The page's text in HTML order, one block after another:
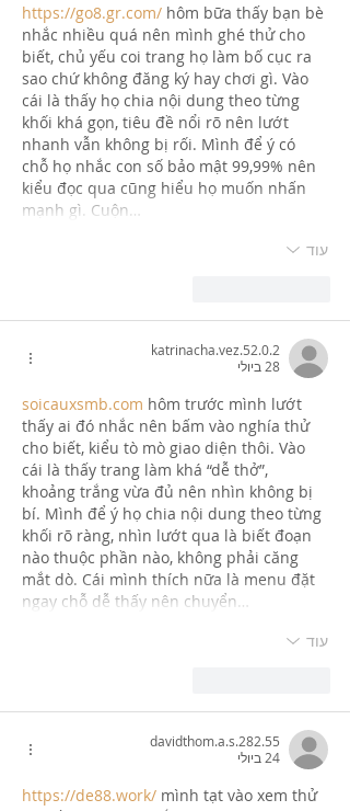
https://go8.gr.com/ hôm bữa thấy bạn bè
nhắc nhiều quá nên mình ghé thử cho
biết, chủ yếu coi trang họ làm bố cục ra
sao chứ không đăng ký hay chơi gì. Vào
cái là thấy họ chia nội dung theo từng
khối khá gọn, tiêu đề nổi rõ nên lướt
nhanh vẫn không bị rối. Mình để ý có
chỗ họ nhắc con số bảo mật 99,99% nên
kiểu đọc qua cũng hiểu họ muốn nhấn
mạnh gì. Cuộn…
עוד
katrinacha.vez.52.0.2
28 ביולי
soicauxsmb.com hôm trước mình lướt
thấy ai đó nhắc nên bấm vào nghía thử
cho biết, kiểu tò mò giao diện thôi. Vào
cái là thấy trang làm khá “dễ thở”,
khoảng trắng vừa đủ nên nhìn không bị
bí. Mình để ý họ chia nội dung theo từng
khối rõ ràng, nhìn lướt qua là biết đoạn
nào thuộc phần nào, không phải căng
mắt dò. Cái mình thích nữa là menu đặt
ngay chỗ dễ thấy nên chuyển…
עוד
davidthom.a.s.282.55
24 ביולי
https://de88.work/ mình tạt vào xem thử